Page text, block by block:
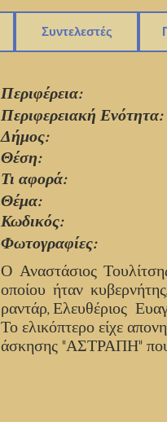
Συντελεστές
Περιφέρεια:
Περιφερειακή Ενότητα:
Δήμος:
Θέση:
Τι αφορά:
Θέμα:
Κωδικός:
Φωτογραφίες:
Ο Αναστάσιος
οποίου ήταν
ραντάρ, Ελευθέριος
Το ελικόπτερο είχε
άσκησης "ΑΣΤΡΑΠΗ" που